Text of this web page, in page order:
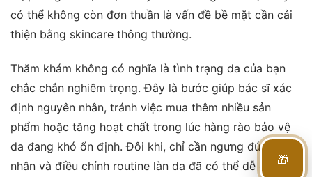
có thể không còn đơn thuần là vấn đề bề mặt cần cải
thiện bằng skincare thông thường.
Thăm khám không có nghĩa là tình trạng da của bạn
chắc chắn nghiêm trọng. Đây là bước giúp bác sĩ xác
định nguyên nhân, tránh việc mua thêm nhiều sản
phẩm hoặc tăng hoạt chất trong lúc hàng rào bảo vệ
da đang khó ổn định. Đôi khi, chỉ cần ngưng đúng tác
nhân và điều chỉnh routine làn da đã có thể dễ chịu🎁